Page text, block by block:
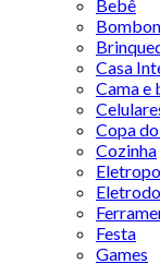
Bebê
Casa
Cama e
Copa
Cozinha
Festa
Games